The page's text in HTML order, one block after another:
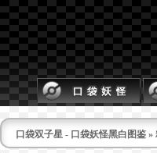
口袋双子星 - 口袋妖怪黑白图鉴 »